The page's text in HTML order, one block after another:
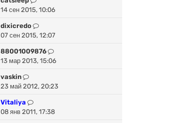
14 сен 2015, 10:06
dixicredo
07 сен 2015, 12:07
88001009876
13 мар 2013, 15:06
vaskin
23 май 2012, 20:23
Vitaliya
08 янв 2011, 17:38